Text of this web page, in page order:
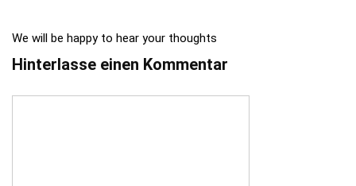
We will be happy to hear your thoughts
Hinterlasse einen Kommentar